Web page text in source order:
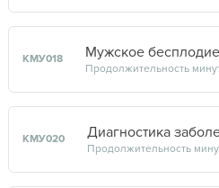
КМУ018 Мужское бесплодие
КМУ020 Диагностика